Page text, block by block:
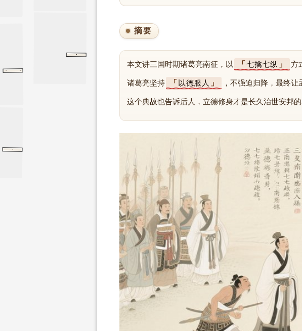
·
·
孙丑上
·
公孙丑上
滑稽列传
·
滑稽列传
摘要
本文讲三国时期诸葛亮南征，以 七擒七纵 方
诸葛亮坚持 以德服人 ，不强迫归降，最终让
这个典故也告诉后人，立德修身才是长久治世安邦的